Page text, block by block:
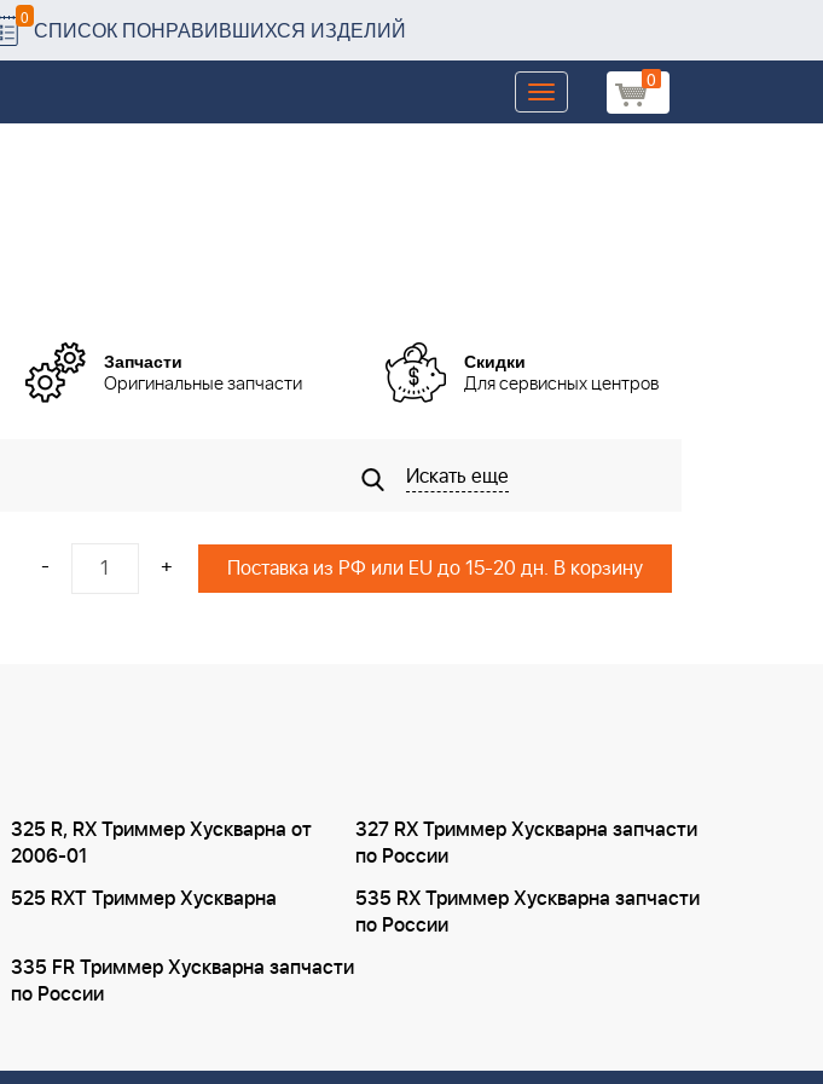
0 СПИСОК ПОНРАВИВШИХСЯ ИЗДЕЛИЙ
0
Toggle
navigation
Запчасти
Оригинальные запчасти
Скидки
Для сервисных центров
Искать еще
- + Поставка из РФ или EU до 15-20 дн. В корзину
325 R, RX Триммер Хускварна от
2006-01
327 RX Триммер Хускварна запчасти
по России
525 RXT Триммер Хускварна
535 RX Триммер Хускварна запчасти
по России
335 FR Триммер Хускварна запчасти
по России